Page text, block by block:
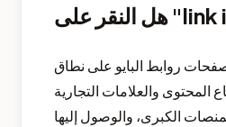
روابط البايو على نطاق
والعلامات التجارية
الكبرى، والوصول إليها